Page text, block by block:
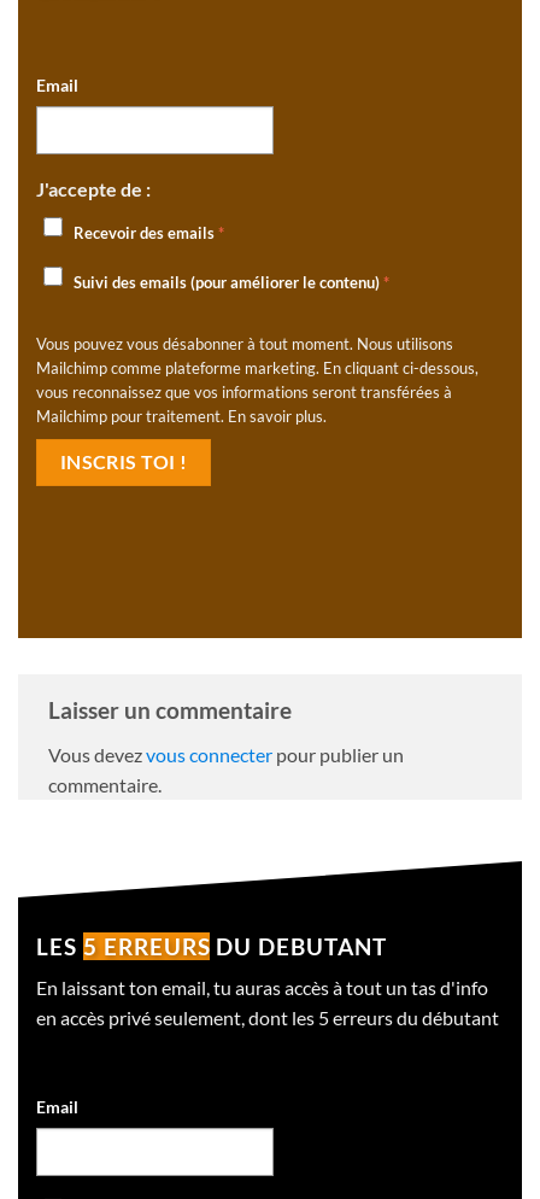
Email
J'accepte de :
Recevoir des emails*
Suivi des emails (pour améliorer le contenu)*
Vous pouvez vous désabonner à tout moment. Nous utilisons
Mailchimp comme plateforme marketing. En cliquant ci-dessous,
vous reconnaissez que vos informations seront transférées à
Mailchimp pour traitement. En savoir plus.
Laisser un commentaire
Vous devezvous connecter pour publier un
commentaire.
LES 5 ERREURS DU DEBUTANT
En laissant ton email, tu auras accès à tout un tas d'info
en accès privé seulement, dont les 5 erreurs du débutant
Email